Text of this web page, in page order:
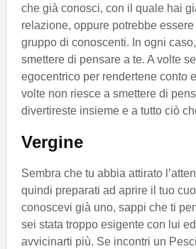
che già conosci, con il quale hai
relazione, oppure potrebbe
gruppo di conoscenti. In ogni
smettere di pensare a te. A volte
egocentrico per rendertene conto
volte non riesce a smettere di
divertireste insieme e a tutto ciò
Vergine
Sembra che tu abbia attirato
quindi preparati ad aprire il tuo
conoscevi già uno, sappi che ti
sei stata troppo esigente con lui
avvicinarti più. Se incontri un